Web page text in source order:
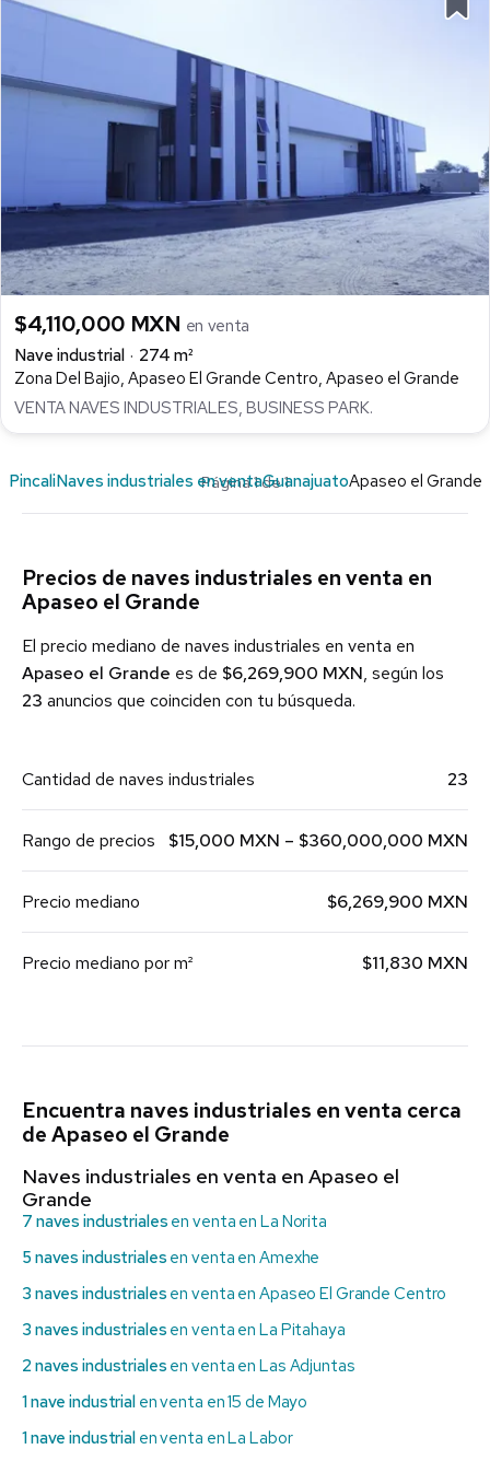
$4,110,000 MXN en venta
Nave industrial
274 m²
Zona Del Bajio, Apaseo El Grande Centro, Apaseo el Grande
VENTA NAVES INDUSTRIALES, BUSINESS PARK.
Página 1 de 1
PincaliNaves industriales en ventaGuanajuatoApaseo el Grande
Precios de naves industriales en venta en
Apaseo el Grande
El precio mediano de naves industriales en venta en
Apaseo el Grande es de $6,269,900 MXN, según los
23 anuncios que coinciden con tu búsqueda.
Cantidad de naves industriales 23
Rango de precios $15,000 MXN – $360,000,000 MXN
Precio mediano $6,269,900 MXN
Precio mediano por m² $11,830 MXN
Encuentra naves industriales en venta cerca
de Apaseo el Grande
Naves industriales en venta en Apaseo el
Grande
7 naves industriales en venta en La Norita
5 naves industriales en venta en Amexhe
3 naves industriales en venta en Apaseo El Grande Centro
3 naves industriales en venta en La Pitahaya
2 naves industriales en venta en Las Adjuntas
1 nave industrialen venta en 15 de Mayo
1 nave industrialen venta en La Labor